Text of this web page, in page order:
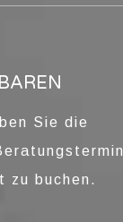
Sie die
zu buchen.